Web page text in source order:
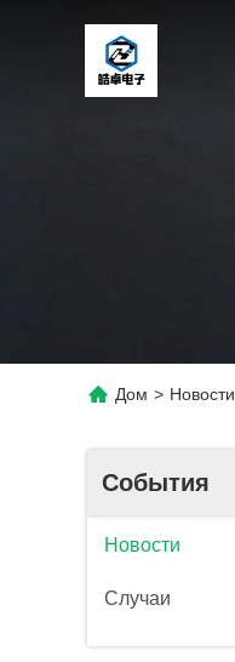
Дом > Новости
События
Новости
Случаи